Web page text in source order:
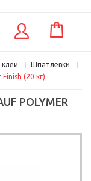
КОРЗИНА
клеи
Шпатлевки
(20 кг)
POLYMER